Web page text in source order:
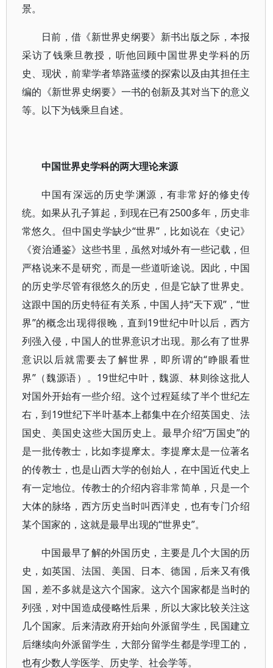
景。
日前，借《新世界史纲要》新书出版之际，本报
采访了钱乘旦教授，听他回顾中国世界史学科的历
史、现状，前辈学者筚路蓝缕的探索以及由其担任主
编的《新世界史纲要》一书的创新及其对当下的意义
等。以下为钱乘旦自述。
中国世界史学科的两大理论来源
中国有深远的历史学渊源，有非常好的修史传
统。如果从孔子算起，到现在已有2500多年，历史非
常悠久。但中国史学缺少“世界”，比如说在《史记》
《资治通鉴》这些书里，虽然对域外有一些记载，但
严格说来不是研究，而是一些道听途说。因此，中国
的历史学尽管有很悠久的历史，但是它缺了世界史。
这跟中国的历史特征有关系，中国人持“天下观”，“世
界”的概念出现得很晚，直到19世纪中叶以后，西方
列强入侵，中国人的世界意识才出现。那么有了世界
意识以后就需要去了解世界，即所谓的“睁眼看世
界”（魏源语）。19世纪中叶，魏源、林则徐这批人
对国外开始有一些介绍。这个过程延续了半个世纪左
右，到19世纪下半叶基本上都集中在介绍英国史、法
国史、美国史这些大国历史上。最早介绍“万国史”的
是一批传教士，比如李提摩太。李提摩太是一位著名
的传教士，也是山西大学的创始人，在中国近代史上
有一定地位。传教士的介绍内容非常简单，只是一个
大体的脉络，西方历史当时叫西洋史，也有专门介绍
某个国家的，这就是最早出现的“世界史”。
中国最早了解的外国历史，主要是几个大国的历
史，如英国、法国、美国、日本、德国，后来又有俄
国，差不多就是这六个国家。这六个国家都是当时的
列强，对中国造成侵略性后果，所以大家比较关注这
几个国家。后来清政府开始向外派留学生，民国建立
后继续向外派留学生，大部分留学生都是学理工的，
也有少数人学医学、历史学、社会学等。